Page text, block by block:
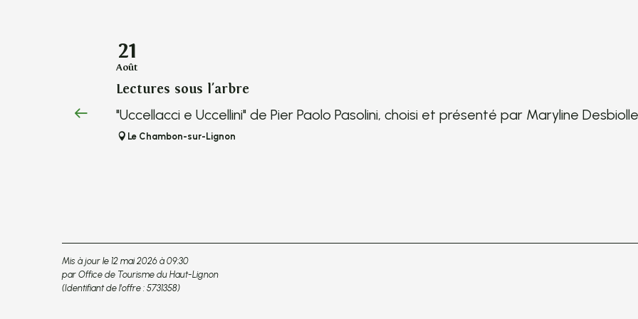
21
Août
Lectures sous l'arbre
"Uccellacci e Uccellini" de Pier Paolo Pasolini, choisi et présenté par Maryline
Le Chambon-sur-Lignon
Mis à jour le 12 mai 2026 à 09:30
par Office de Tourisme du Haut-Lignon
(Identifiant de l'offre : 5731358)